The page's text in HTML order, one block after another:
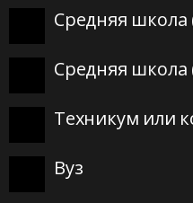
Средняя школа
Средняя школа
Техникум или
Вуз